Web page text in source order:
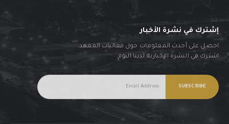
إشترك في نشرة الأخبار
احصل على أحدث المعلومات حول فعاليات المعهد.
اشترك في النشرة الإخبارية لدينا اليوم.